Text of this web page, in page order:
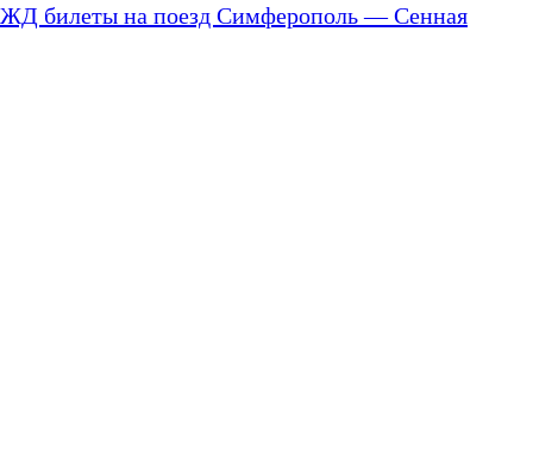
ЖД билеты на поезд Симферополь — Сенная